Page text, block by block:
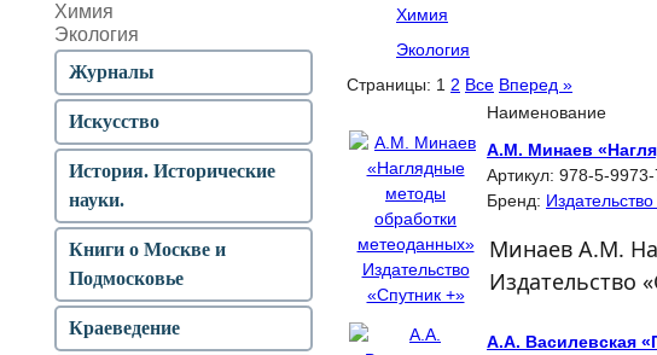
Химия
Экология
Страницы: 1 2 Все Вперед »
Наименование
А.М. Минаев
Артикул: 978-5-9973-
Бренд:
Минаев А.М.
Издательство
А.А. Василевская
Химия
Экология
Журналы
Искусство
История. Исторические
науки.
Книги о Москве и
Подмосковье
Краеведение